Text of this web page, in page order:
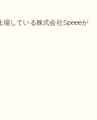
場している株式会社Speeeが